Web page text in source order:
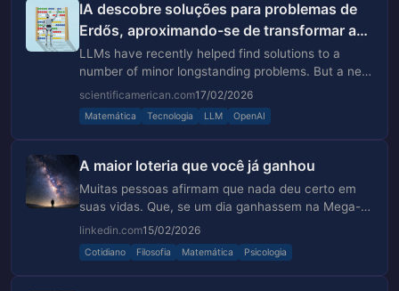
IA descobre soluções para problemas de
Erdős, aproximando-se de transformar a
matemática
LLMs have recently helped find solutions to a
number of minor longstanding problems. But a new
plan called First Proof is really putting them to the
test
scientificamerican.com17/02/2026
Matemática Tecnologia LLM OpenAI
A maior loteria que você já ganhou
Muitas pessoas afirmam que nada deu certo em
suas vidas. Que, se um dia ganhassem na Mega-
Sena, tudo se resolveria quase por mágica.
linkedin.com15/02/2026
Cotidiano Filosofia Matemática Psicologia